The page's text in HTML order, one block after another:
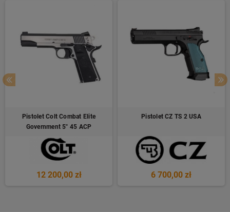
Pistolet Colt Combat Elite
Government 5" 45 ACP
12 200,00 zł
Pistolet CZ TS 2 USA
6 700,00 zł